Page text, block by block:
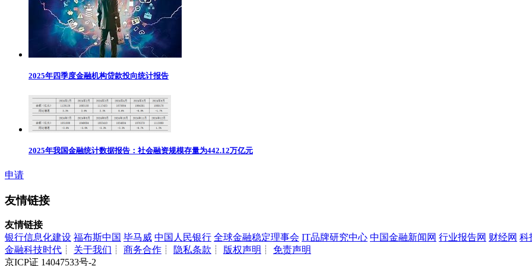
2025年四季度金融机构贷款投向统计报告
2025年我国金融统计数据报告：社会融资规模存量为442.12万亿元
申请
友情链接
友情链接
银行信息化建设 福布斯中国 毕马威 中国人民银行 全球金融稳定理事会 IT品牌研究中心 中国金融新闻网 行业报告网 财经网 科
金融科技时代 ┊ 关于我们 ┊ 商务合作 ┊ 隐私条款 ┊ 版权声明 ┊ 免责声明
京ICP证 14047533号-2